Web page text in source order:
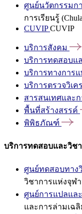
ศูนย์นวัตกรรมกา
การเรียนรู้
CUVIPCUVIP
บริการสังคม
บริการทดสอบแ
บริการทางการ
บริการตรวจวิเ
สารสนเทศและ
พื้นที่สร้างสรรค์
พิพิธภัณฑ์
บริการทดสอบและวิช
ศูนย์ทดสอบทาง
วิชาการแห่งจุฬ
ศูนย์การแปลแล
และการล่ามเฉ